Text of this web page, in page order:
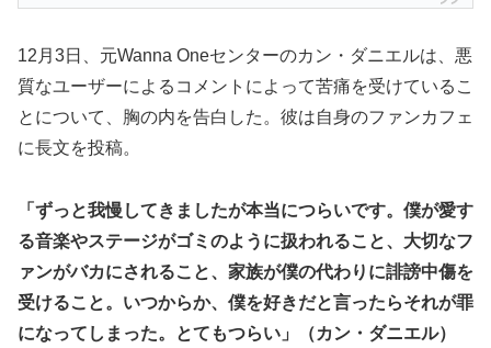
12月3日、元Wanna Oneセンターのカン・ダニエルは、悪
質なユーザーによるコメントによって苦痛を受けているこ
とについて、胸の内を告白した。彼は自身のファンカフェ
に長文を投稿。
「ずっと我慢してきましたが本当につらいです。僕が愛す
る音楽やステージがゴミのように扱われること、大切なフ
ァンがバカにされること、家族が僕の代わりに誹謗中傷を
受けること。いつからか、僕を好きだと言ったらそれが罪
になってしまった。とてもつらい」（カン・ダニエル）